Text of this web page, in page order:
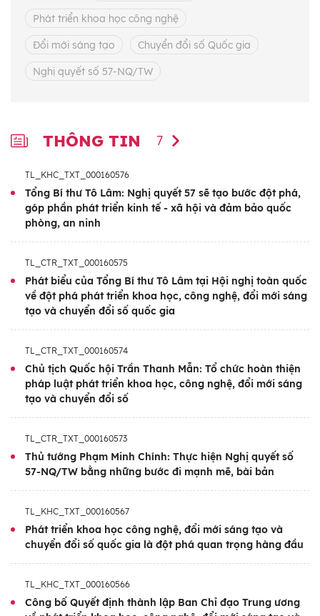
chức thực hiện, góp phần đưa đất nước phát
triển giàu mạnh, hùng cường trong kỷ
nguyên mới - kỷ nguyên vươn mình của dân
tiếp từ điểm cầu Trung ương ở Hội trường
đến 15.345 điểm cầu, với 978.532 đại biểu
tham dự ở các Đảng ủy trực thuộc Trung
ương; các cơ quan tham mưu, giúp việc của
Đảng ở Trung ương, Ban cán sự đảng các
bộ, ngành, đơn vị, Đảng đoàn Mặt trận Tổ
quốc Việt Nam, các tổ chức chính trị - xã hội;
các tỉnh ủy, thành ủy trực thuộc Trung
ương… Hội nghị cũng được truyền hình trực
tiếp trên kênh VTV1 Đài Truyền hình Việt
Nam.
Tổng Bí thư Tô Lâm tới dự, chỉ đạo Hội nghị
tại điểm cầu Trung ương.
Cùng dự ở điểm cầu Trung ương có: Nguyên
Tổng Bí thư Nông Đức Mạnh; Ủy viên Bộ
Chính trị, Chủ tịch nước Lương Cường; Ủy
viên Bộ Chính trị, Thủ tướng Chính phủ Phạm
Minh Chính; Ủy viên Bộ Chính trị, Chủ tịch
Quốc hội Trần Thanh Mẫn; nguyên Ủy viên
Nguyễn Sinh Hùng; Ủy viên Bộ Chính trị,
Phát triển khoa học công nghệ
Đổi mới sáng tạo Chuyển đổi số Quốc gia
Nghị quyết số 57-NQ/TW
THÔNG TIN 7
TL_KHC_TXT_000160576
Tổng Bí thư Tô Lâm: Nghị quyết 57 sẽ tạo bước đột phá,
góp phần phát triển kinh tế - xã hội và đảm bảo quốc
phòng, an ninh
TL_CTR_TXT_000160575
Phát biểu của Tổng Bí thư Tô Lâm tại Hội nghị toàn quốc
về đột phá phát triển khoa học, công nghệ, đổi mới sáng
tạo và chuyển đổi số quốc gia
TL_CTR_TXT_000160574
Chủ tịch Quốc hội Trần Thanh Mẫn: Tổ chức hoàn thiện
pháp luật phát triển khoa học, công nghệ, đổi mới sáng
tạo và chuyển đổi số
TL_CTR_TXT_000160573
Thủ tướng Phạm Minh Chính: Thực hiện Nghị quyết số
57-NQ/TW bằng những bước đi mạnh mẽ, bài bản
TL_KHC_TXT_000160567
Phát triển khoa học công nghệ, đổi mới sáng tạo và
chuyển đổi số quốc gia là đột phá quan trọng hàng đầu
TL_KHC_TXT_000160566
Công bố Quyết định thành lập Ban Chỉ đạo Trung ương